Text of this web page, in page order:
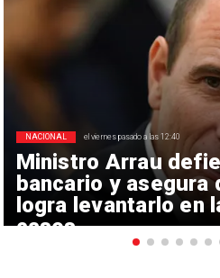
Ministro Arrau
bancario y asegura
logra levantarlo en
casos
NACIONAL el viernes pasado a las 12:40